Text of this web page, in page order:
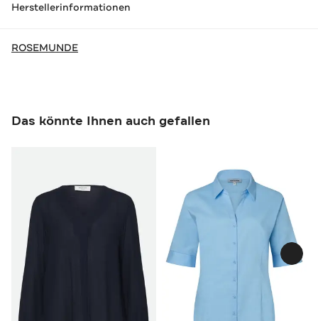
Herstellerinformationen
ROSEMUNDE
Das könnte Ihnen auch gefallen